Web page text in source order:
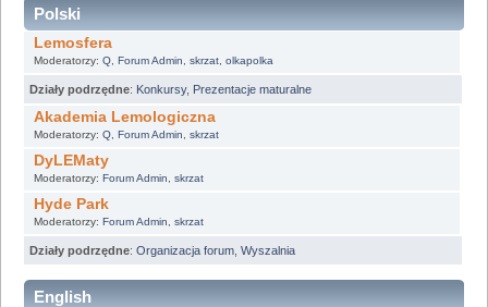
Polski
Lemosfera
Moderatorzy: Q, Forum Admin skrzat, olkapolka
Działy podrzędne: Konkursy, Prezentacje maturalne
Akademia Lemologiczna
Moderatorzy: Q, Forum Admin skrzat
DyLEMaty
Moderatorzy: Forum Admin skrzat
Hyde Park
Moderatorzy: Forum Admin skrzat
Działy podrzędne: Organizacja forum Wyszalnia
English